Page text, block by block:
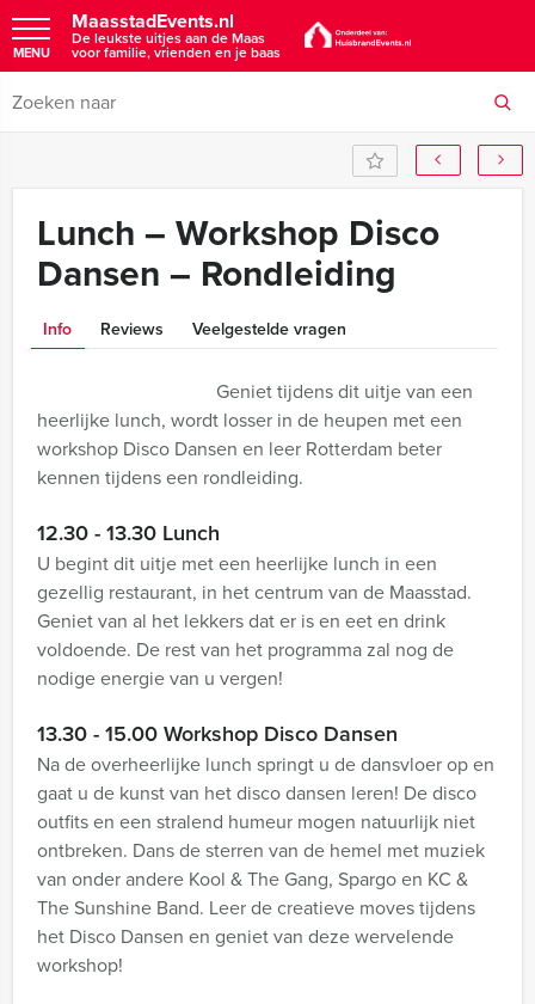
MaasstadEvents.nl
De leukste uitjes aan de Maas
voor familie, vrienden en je baas
MENU
Lunch – Workshop Disco
Dansen – Rondleiding
Info Reviews Veelgestelde vragen
Geniet tijdens dit uitje van een
heerlijke lunch, wordt losser in de heupen met een
workshop Disco Dansen en leer Rotterdam beter
kennen tijdens een rondleiding.
12.30 - 13.30 Lunch
U begint dit uitje met een heerlijke lunch in een
gezellig restaurant, in het centrum van de Maasstad.
Geniet van al het lekkers dat er is en eet en drink
voldoende. De rest van het programma zal nog de
nodige energie van u vergen!
13.30 - 15.00 Workshop Disco Dansen
Na de overheerlijke lunch springt u de dansvloer op en
gaat u de kunst van het disco dansen leren! De disco
outfits en een stralend humeur mogen natuurlijk niet
ontbreken. Dans de sterren van de hemel met muziek
van onder andere Kool & The Gang, Spargo en KC &
The Sunshine Band. Leer de creatieve moves tijdens
het Disco Dansen en geniet van deze wervelende
workshop!